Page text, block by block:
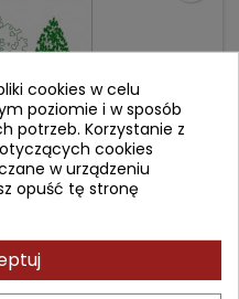
MENTAL HEALTH
cookies w celu
poziomie i w sposób
potrzeb. Korzystanie z
cookies
w urządzeniu
opuść tę stronę